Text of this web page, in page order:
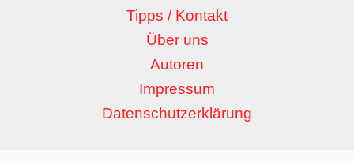
Tipps / Kontakt
Über uns
Autoren
Impressum
Datenschutzerklärung